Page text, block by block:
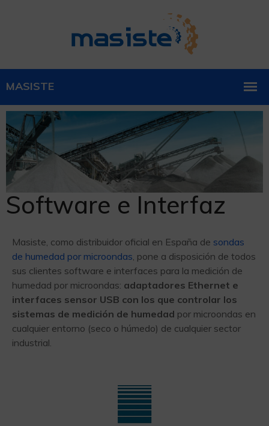
Software e Interfaz
Masiste, como distribuidor oficial en España de sondas
de humedad por microondas , pone a disposición de todos
sus clientes software e interfaces para la medición de
humedad por microondas: adaptadores Ethernet e
interfaces sensor USB con los que controlar los
sistemas de medición de humedad por microondas en
cualquier entorno (seco o húmedo) de cualquier sector
industrial.